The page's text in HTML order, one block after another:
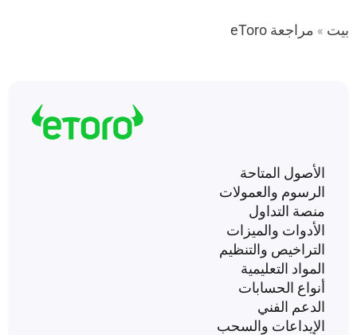
بيت » مراجعة eToro
الأصول المتاحة
الرسوم والعمولات
منصة التداول
الأدوات والميزات
التراخيص والتنظيم
المواد التعليمية
أنواع الحسابات
الدعم الفني
الإيداعات والسحب